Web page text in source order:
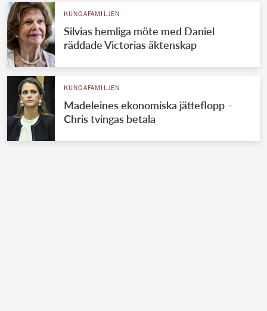
KUNGAFAMILJEN
Silvias hemliga möte med Daniel
räddade Victorias äktenskap
KUNGAFAMILJEN
Madeleines ekonomiska jätteflopp –
Chris tvingas betala